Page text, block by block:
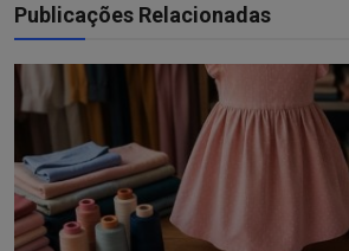
Publicações Relacionadas